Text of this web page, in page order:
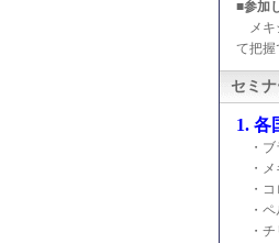
■参加
メキ
て把握
セミ
1. 各
・ブ
・メ
・コ
・ペ
・チ